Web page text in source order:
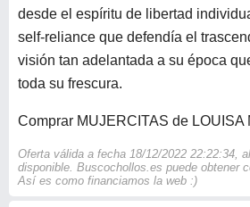
desde el espíritu de libertad
self-reliance que defendía el
visión tan adelantada a su época
toda su frescura.
Comprar MUJERCITAS de LOUISA
Oferta válida a fecha 18/12/2022 22:22:34,
disponible. Buscochollos.es puede obtener
Así es como financiamos la web :)